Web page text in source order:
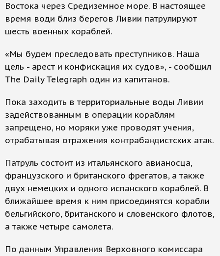
Востока через Средиземное море. В настоящее
время води близ берегов Ливии патрулируют
шесть военных кораблей.
«Мы будем преследовать преступников. Наша
цель - арест и конфискация их судов», - сообщил
The Daily Telegraph один из капитанов.
Пока заходить в территориальные воды Ливии
задействованным в операции кораблям
запрещено, но моряки уже проводят учения,
отрабатывая отражения контрабандистских атак.
Патруль состоит из итальянского авианосца,
французского и британского фрегатов, а также
двух немецких и одного испанского кораблей. В
ближайшее время к ним присоединятся корабли
бельгийского, британского и словенского флотов,
а также четыре самолета.
По данным Управления Верховного комиссара